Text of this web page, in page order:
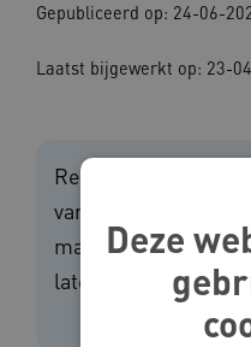
Gepubliceerd op: 24-06-
Laatst bijgewerkt op: 23-
Recht op inclusief
maakte een
laten zien dat het
Deze